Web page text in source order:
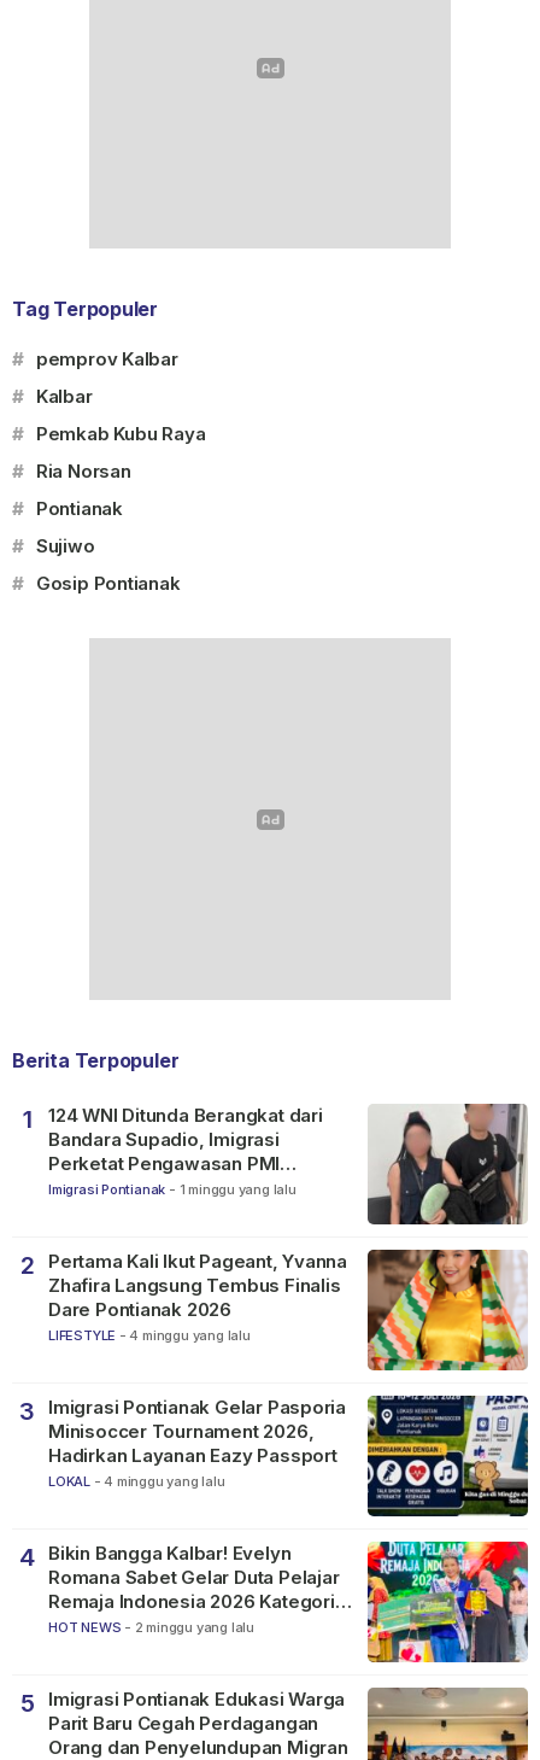
Tag Terpopuler
# pemprov Kalbar
# Kalbar
# Pemkab Kubu Raya
# Ria Norsan
# Pontianak
# Sujiwo
# Gosip Pontianak
Berita Terpopuler
1
124 WNI Ditunda Berangkat dari
Bandara Supadio, Imigrasi
Perketat Pengawasan PMI
Nonprosedural
Imigrasi Pontianak - 1 minggu yang lalu
2
Pertama Kali Ikut Pageant, Yvanna
Zhafira Langsung Tembus Finalis
Dare Pontianak 2026
LIFESTYLE - 4 minggu yang lalu
3
Imigrasi Pontianak Gelar Pasporia
Minisoccer Tournament 2026,
Hadirkan Layanan Eazy Passport
LOKAL - 4 minggu yang lalu
4
Bikin Bangga Kalbar! Evelyn
Romana Sabet Gelar Duta Pelajar
Remaja Indonesia 2026 Kategori
SMP
HOT NEWS - 2 minggu yang lalu
5
Imigrasi Pontianak Edukasi Warga
Parit Baru Cegah Perdagangan
Orang dan Penyelundupan Migran